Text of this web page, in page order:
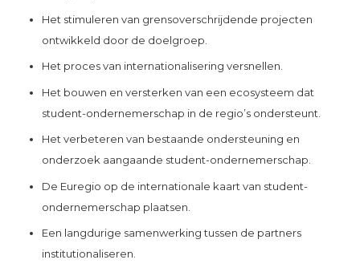
Het stimuleren van grensoverschrijdende projecten
ontwikkeld door de doelgroep.
Het proces van internationalisering versnellen.
Het bouwen en versterken van een ecosysteem dat
student-ondernemerschap in de regio’s ondersteunt.
Het verbeteren van bestaande ondersteuning en
onderzoek aangaande student-ondernemerschap.
De Euregio op de internationale kaart van student-
ondernemerschap plaatsen.
Een langdurige samenwerking tussen de partners
institutionaliseren.